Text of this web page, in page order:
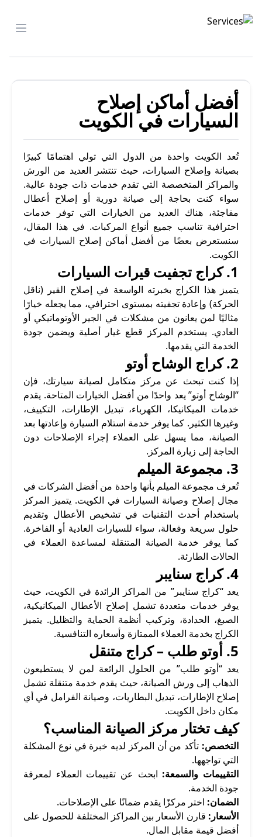
شركة الصدارة
أفضل أماكن إصلاح
السيارات في الكويت
تُعد الكويت واحدة من الدول التي تولي اهتمامًا كبيرًا
بصيانة وإصلاح السيارات، حيث تنتشر العديد من الورش
والمراكز المتخصصة التي تقدم خدمات ذات جودة عالية.
سواء كنت بحاجة إلى صيانة دورية أو إصلاح أعطال
مفاجئة، هناك العديد من الخيارات التي توفر خدمات
احترافية تناسب جميع أنواع المركبات. في هذا المقال،
سنستعرض بعضًا من أفضل أماكن إصلاح السيارات في
الكويت.
1. كراج تجفيت قيرات السيارات
يتميز هذا الكراج بخبرته الواسعة في إصلاح القير (ناقل
الحركة) وإعادة تجفيته بمستوى احترافي، مما يجعله خيارًا
مثاليًا لمن يعانون من مشكلات في الجير الأوتوماتيكي أو
العادي. يستخدم المركز قطع غيار أصلية ويضمن جودة
الخدمة التي يقدمها.
2. كراج الوشاح أوتو
إذا كنت تبحث عن مركز متكامل لصيانة سيارتك، فإن
“الوشاح أوتو” يعد واحدًا من أفضل الخيارات المتاحة. يقدم
خدمات الميكانيكا، الكهرباء، تبديل الإطارات، التكييف،
وغيرها الكثير. كما يوفر خدمة استلام السيارة وإعادتها بعد
الصيانة، مما يسهل على العملاء إجراء الإصلاحات دون
الحاجة إلى زيارة المركز.
3. مجموعة الميلم
تُعرف مجموعة الميلم بأنها واحدة من أفضل الشركات في
مجال إصلاح وصيانة السيارات في الكويت. يتميز المركز
باستخدام أحدث التقنيات في تشخيص الأعطال وتقديم
حلول سريعة وفعالة، سواء للسيارات العادية أو الفاخرة.
كما يوفر خدمة الصيانة المتنقلة لمساعدة العملاء في
الحالات الطارئة.
4. كراج سنايبر
يعد “كراج سنايبر” من المراكز الرائدة في الكويت، حيث
يوفر خدمات متعددة تشمل إصلاح الأعطال الميكانيكية،
الصبغ، الحدادة، وتركيب أنظمة الحماية والتظليل. يتميز
الكراج بخدمة العملاء الممتازة وأسعاره التنافسية.
5. أوتو طلب – كراج متنقل
يعد “أوتو طلب” من الحلول الرائعة لمن لا يستطيعون
الذهاب إلى ورش الصيانة، حيث يقدم خدمة متنقلة تشمل
إصلاح الإطارات، تبديل البطاريات، وصيانة الفرامل في أي
مكان داخل الكويت.
كيف تختار مركز الصيانة المناسب؟
التخصص: تأكد من أن المركز لديه خبرة في نوع المشكلة
التي تواجهها.
التقييمات والسمعة: ابحث عن تقييمات العملاء لمعرفة
جودة الخدمة.
الضمان: اختر مركزًا يقدم ضمانًا على الإصلاحات.
الأسعار: قارن الأسعار بين المراكز المختلفة للحصول على
أفضل قيمة مقابل المال.